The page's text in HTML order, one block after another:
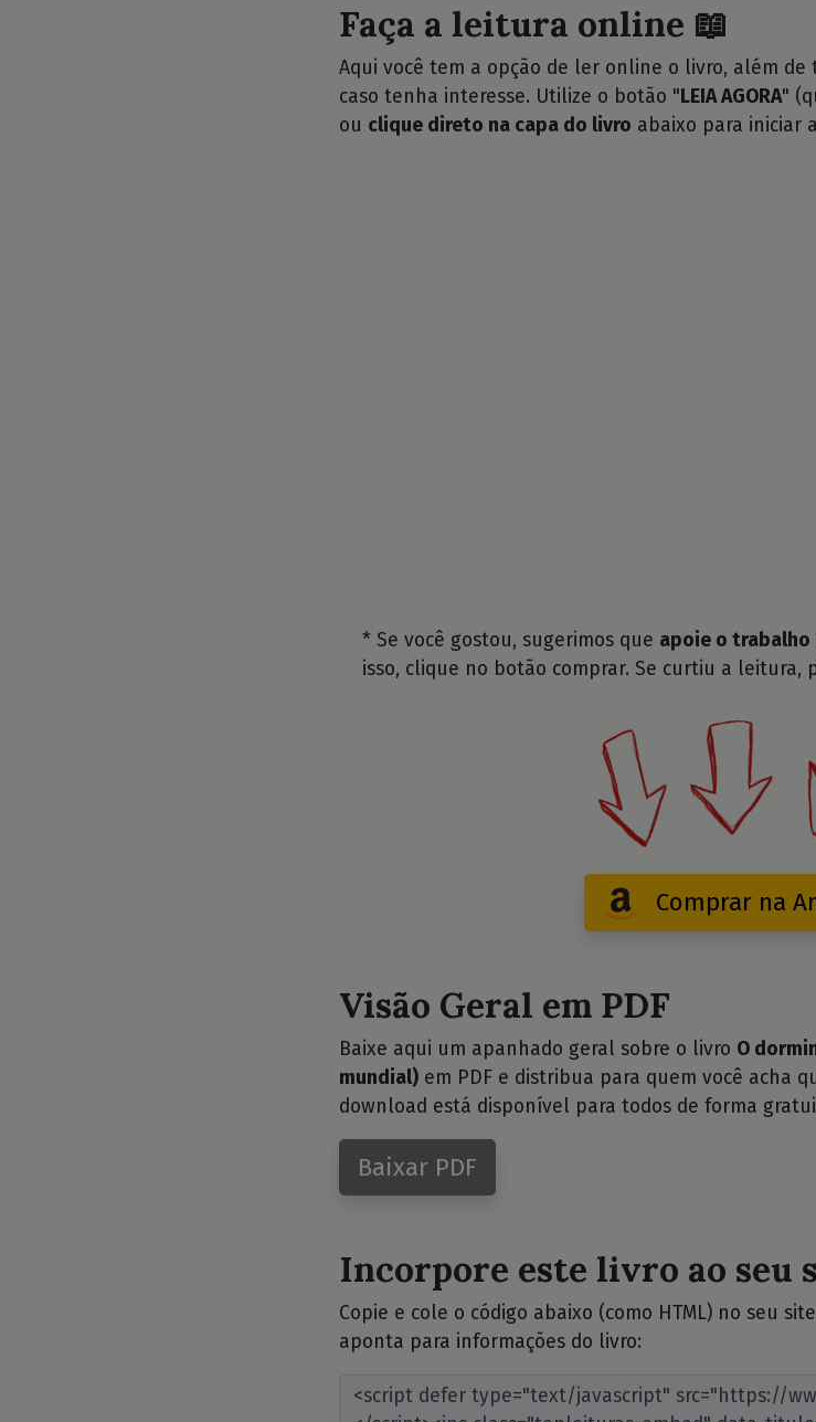
Faça a leitura online 📖
Aqui você tem a opção de ler online o livro, além
caso tenha interesse. Utilize o botão " LEIA AGORA"
ou clique direto na capa do livro abaixo para iniciar
* Se você gostou, sugerimos que apoie o trabalho
isso, clique no botão comprar. Se curtiu a leitura,
Comprar na
Visão Geral em PDF
Baixe aqui um apanhado geral sobre o livro O
mundial) em PDF e distribua para quem você acha
download está disponível para todos de forma
Baixar PDF
Incorpore este livro ao seu
Copie e cole o código abaixo (como HTML) no seu
aponta para informações do livro: